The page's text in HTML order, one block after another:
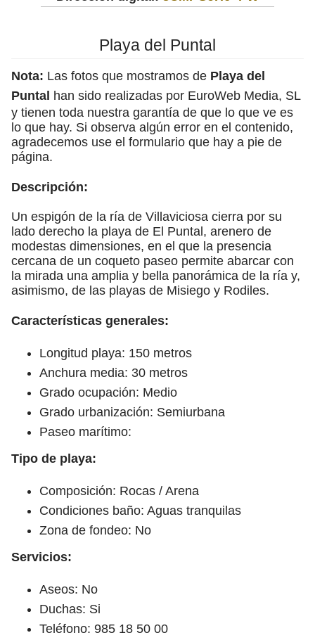
Playa del Puntal
Nota: Las fotos que mostramos de Playa del
Puntal han sido realizadas por EuroWeb Media, SL
y tienen toda nuestra garantía de que lo que ve es
lo que hay. Si observa algún error en el contenido,
agradecemos use el formulario que hay a pie de
página.
Descripción:
Un espigón de la ría de Villaviciosa cierra por su
lado derecho la playa de El Puntal, arenero de
modestas dimensiones, en el que la presencia
cercana de un coqueto paseo permite abarcar con
la mirada una amplia y bella panorámica de la ría y,
asimismo, de las playas de Misiego y Rodiles.
Características generales:
Longitud playa: 150 metros
Anchura media: 30 metros
Grado ocupación: Medio
Grado urbanización: Semiurbana
Paseo marítimo:
Tipo de playa:
Composición: Rocas / Arena
Condiciones baño: Aguas tranquilas
Zona de fondeo: No
Servicios:
Aseos: No
Duchas: Si
Teléfono: 985 18 50 00